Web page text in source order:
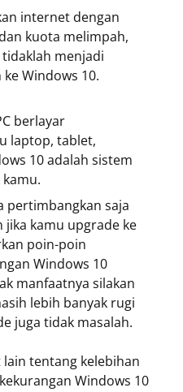
internet dengan
kuota melimpah,
menjadi
Windows 10.
berlayar
laptop, tablet,
10 adalah sistem
pertimbangkan saja
kamu upgrade ke
poin-poin
Windows 10
manfaatnya silakan
lebih banyak rugi
juga tidak masalah.
lain tentang kelebihan
Windows 10